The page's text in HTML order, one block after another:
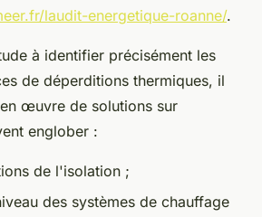
laudit-energetique-roanne/.
à identifier précisément les
de déperditions thermiques, il
œuvre de solutions sur
englober :
de l'isolation ;
des systèmes de chauffage